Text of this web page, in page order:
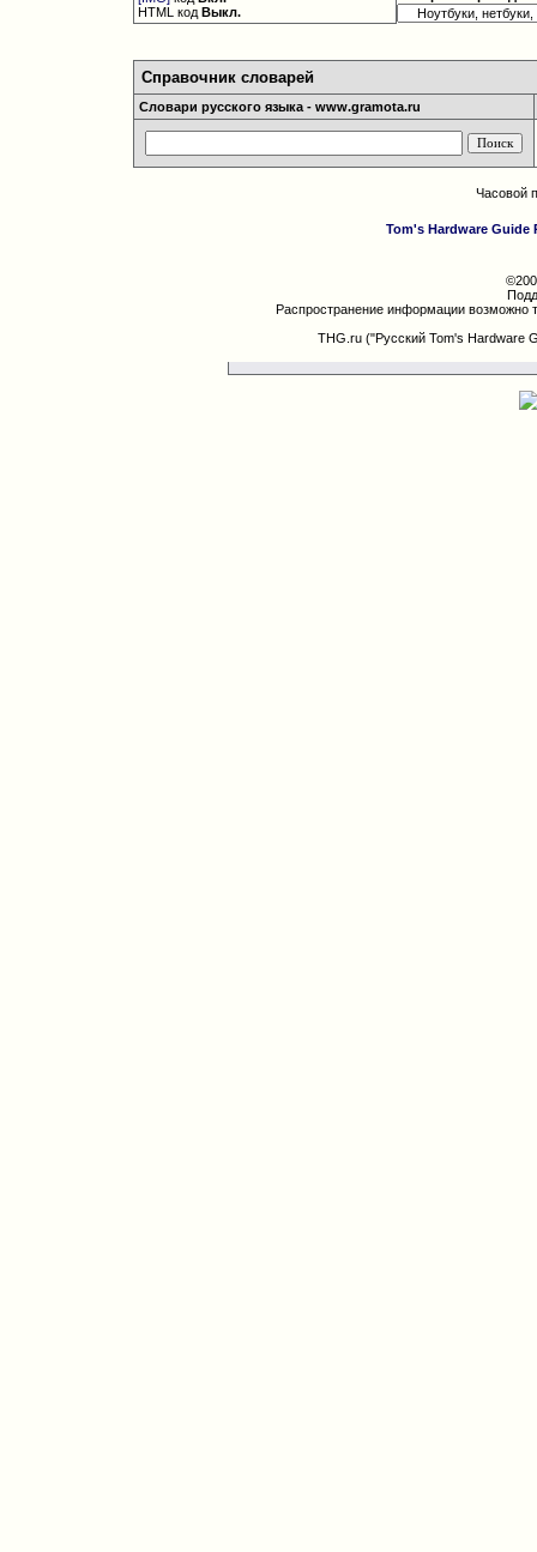
HTML кодВыкл.
Справочник словарей
Словари русского языка - www.gramota.ru
Часовой
Tom's Hardware Guide
Распространение информации возможно
THG.ru ("Русский Tom's Hardware